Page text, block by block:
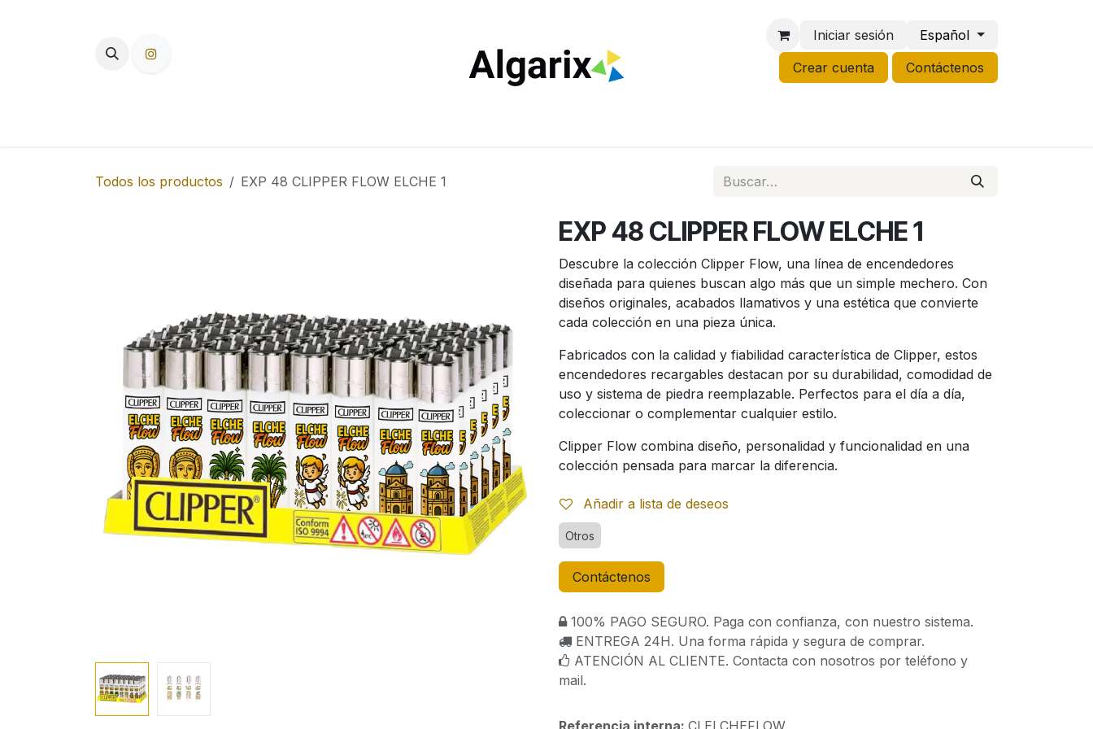
Iniciar sesión
Español
Crear cuenta
Contáctenos
Todos los productos EXP 48 CLIPPER FLOW ELCHE 1
EXP 48 CLIPPER FLOW ELCHE 1
Descubre la colección Clipper Flow, una línea de encendedores
diseñada para quienes buscan algo más que un simple mechero. Con
diseños originales, acabados llamativos y una estética que convierte
cada colección en una pieza única.
Fabricados con la calidad y fiabilidad característica de Clipper, estos
encendedores recargables destacan por su durabilidad, comodidad de
uso y sistema de piedra reemplazable. Perfectos para el día a día,
coleccionar o complementar cualquier estilo.
Clipper Flow combina diseño, personalidad y funcionalidad en una
colección pensada para marcar la diferencia.
Añadir a lista de deseos
Otros
Contáctenos
100% PAGO SEGURO. Paga con confianza, con nuestro sistema.
ENTREGA 24H. Una forma rápida y segura de comprar.
ATENCIÓN AL CLIENTE. Contacta con nosotros por teléfono y
mail.
Referencia interna: CLELCHEFLOW